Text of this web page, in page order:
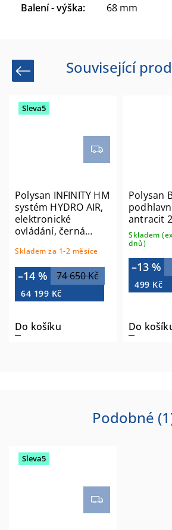
Balení - výška: 68 mm
Související
Previous
Sleva5
Polysan INFINITY HM
systém HYDRO AIR,
elektronické
ovládání, černá
Skladem za 1-2 měsíce
74 650 Kč
–14 %
64 199 Kč
Do košíku
Polysan
antracit
Skladem
dnů)
–13 %
499 Kč
Do
Podobné
Sleva5